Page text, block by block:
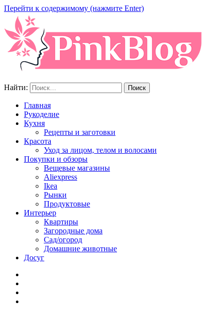
Перейти к содержимому (нажмите Enter)
Найти:
Главная
Рукоделие
Кухня
Рецепты и заготовки
Красота
Уход за лицом, телом и волосами
Покупки и обзоры
Вещевые магазины
Aliexpress
Ikea
Рынки
Продуктовые
Интерьер
Квартиры
Загородные дома
Сад/огород
Домашние животные
Досуг